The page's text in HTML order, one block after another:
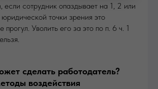
если сотрудник опаздывает на 1, 2 или
точки зрения это
прогул. Уволить его за это по п. 6 ч. 1
сделать работодатель?
воздействия